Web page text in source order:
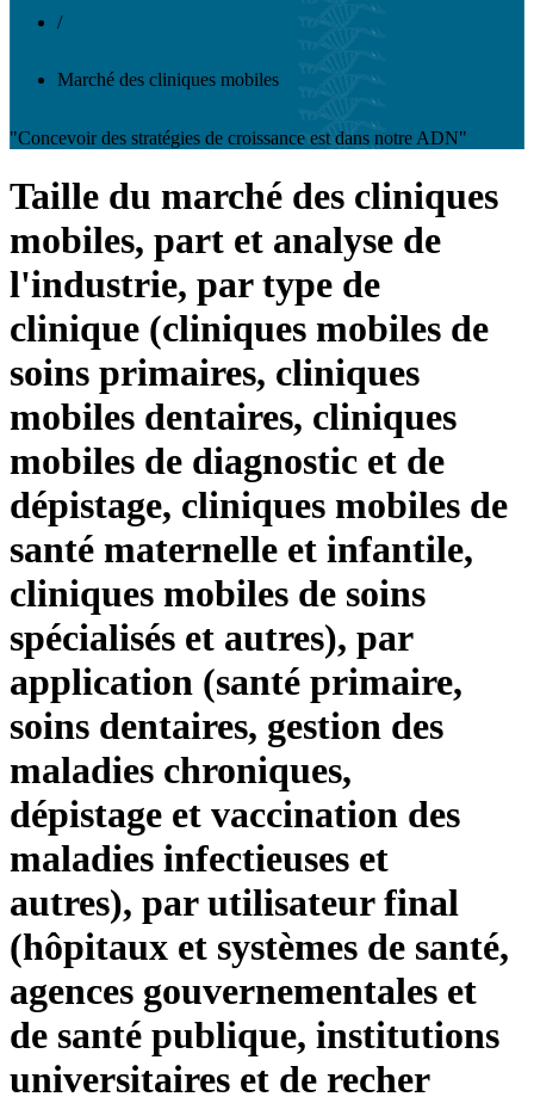
/
Marché des cliniques mobiles
"Concevoir des stratégies de croissance est dans notre ADN"
Taille du marché des cliniques
mobiles, part et analyse de
l'industrie, par type de
clinique (cliniques mobiles de
soins primaires, cliniques
mobiles dentaires, cliniques
mobiles de diagnostic et de
dépistage, cliniques mobiles de
santé maternelle et infantile,
cliniques mobiles de soins
spécialisés et autres), par
application (santé primaire,
soins dentaires, gestion des
maladies chroniques,
dépistage et vaccination des
maladies infectieuses et
autres), par utilisateur final
(hôpitaux et systèmes de santé,
agences gouvernementales et
de santé publique, institutions
universitaires et de recher